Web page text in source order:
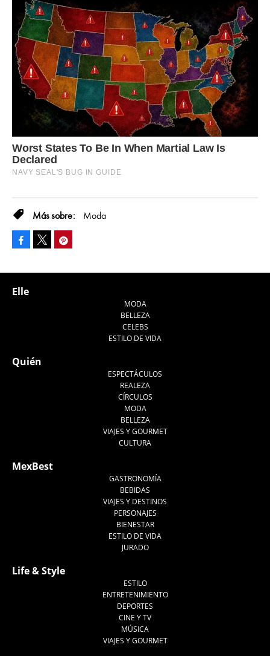
Moda
Facebook
Elle
MODA
BELLEZA
CELEBS
ESTILO DE VIDA
Quién
ESPECTÁCULOS
REALEZA
CÍRCULOS
MODA
BELLEZA
VIAJES Y GOURMET
CULTURA
MexBest
GASTRONOMÍA
BEBIDAS
VIAJES Y DESTINOS
PERSONAJES
BIENESTAR
ESTILO DE VIDA
JURADO
Life & Style
ESTILO
ENTRETENIMIENTO
DEPORTES
CINE Y TV
MÚSICA
VIAJES Y GOURMET